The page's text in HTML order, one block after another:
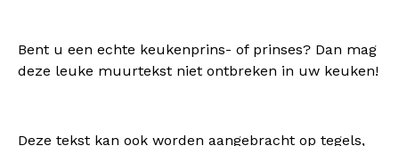
Bent u een echte keukenprins- of prinses? Dan mag
deze leuke muurtekst niet ontbreken in uw keuken!
Deze tekst kan ook worden aangebracht op tegels,